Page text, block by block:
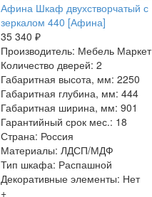
Афина Шкаф двухстворчатый с
зеркалом 440 [Афина]
35 340 ₽
Производитель: Мебель Маркет
Количество дверей: 2
Габаритная высота, мм: 2250
Габаритная глубина, мм: 444
Габаритная ширина, мм: 901
Гарантийный срок мес.: 18
Страна: Россия
Материалы: ЛДСП/МДФ
Тип шкафа: Распашной
Декоративные элементы: Нет
+